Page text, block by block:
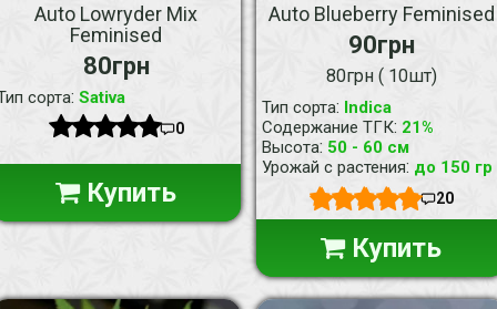
Auto Lowryder Mix
Feminised
80грн
сорта: Sativa
0
Купить
Auto Blueberry Feminised
90грн
80грн ( 10шт)
Тип сорта: Indica
Содержание ТГК: 21%
Высота: 50 - 60 см
Урожай с растения: до 150 гр
20
Купить